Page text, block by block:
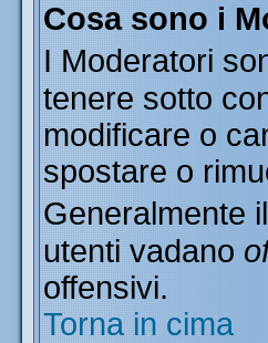
Cosa sono i
I Moderatori
tenere sotto
modificare o
spostare o
Generalmente
utenti vadano
offensivi.
Torna in cima